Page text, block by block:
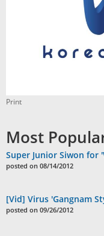
Print
Most
Super Junior Siwon for
posted on 08/14/2012
[Vid] Virus 'Gangnam
posted on 09/26/2012